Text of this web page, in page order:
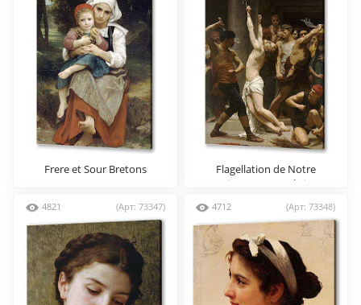
Frere et Sour Bretons
Flagellation de Notre
Seigneur Jesus Christ
4821 (Арт: 73347) 4712 (Арт: 73348)